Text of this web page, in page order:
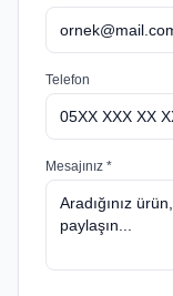
Telefon
Mesajınız *